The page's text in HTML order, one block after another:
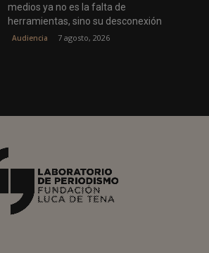
medios ya no es la falta de
herramientas, sino su desconexión
Audiencia 7 agosto, 2026